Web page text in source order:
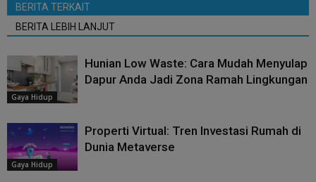
BERITA TERKAIT
BERITA LEBIH LANJUT
Gaya Hidup
Hunian Low Waste: Cara Mudah Menyulap
Dapur Anda Jadi Zona Ramah Lingkungan
Gaya Hidup
Properti Virtual: Tren Investasi Rumah di
Dunia Metaverse